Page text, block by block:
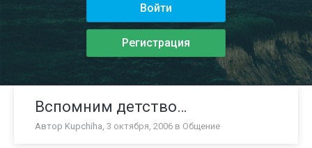
Войти
Регистрация
Вспомним детство…
Автор Kupchiha, 3 октября, 2006 в Общение